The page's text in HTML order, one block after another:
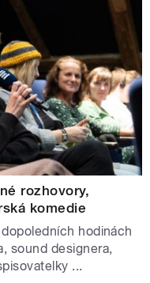
rozhovory,
komedie
hodinách
sound designera,
...